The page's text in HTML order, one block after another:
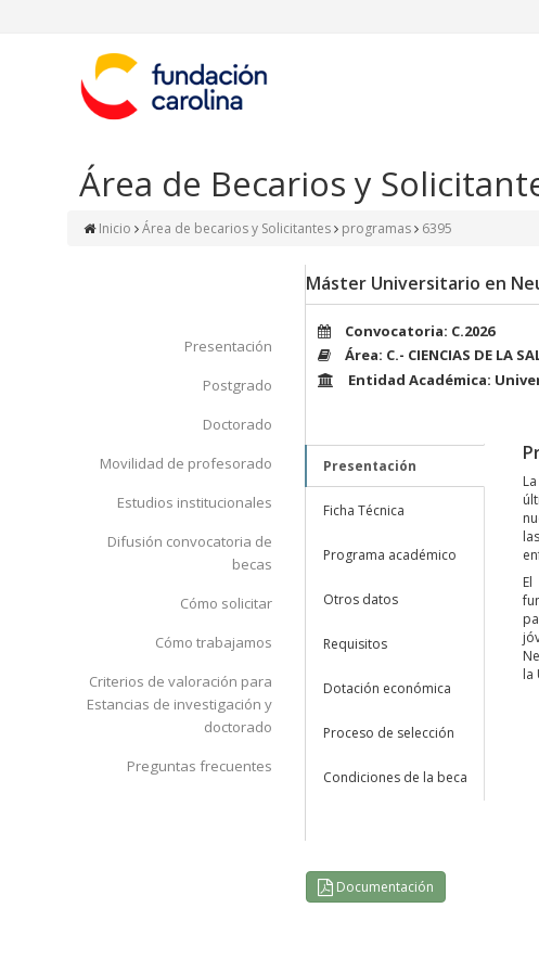
Área de Becarios y
Inicio Área de becarios y Solicitantes programas 6395
Presentación
Postgrado
Doctorado
Movilidad de profesorado
Estudios institucionales
Difusión convocatoria de
becas
Cómo solicitar
Cómo trabajamos
Criterios de valoración para
Estancias de investigación y
doctorado
Preguntas frecuentes
Máster Universitario en
Convocatoria: C.2026
Área: C.- CIENCIAS DE LA
Entidad Académica:
Presentación
Ficha Técnica
Programa académico
Otros datos
Requisitos
Dotación económica
Proceso de selección
Condiciones de la beca
la
Documentación